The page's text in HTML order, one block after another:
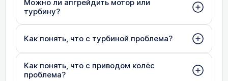
Можно ли апгрейдить мотор или
турбину?
Как понять, что с турбиной проблема?
Как понять, что с приводом колёс
проблема?